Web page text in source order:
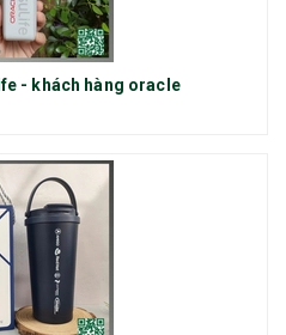
- khách hàng oracle